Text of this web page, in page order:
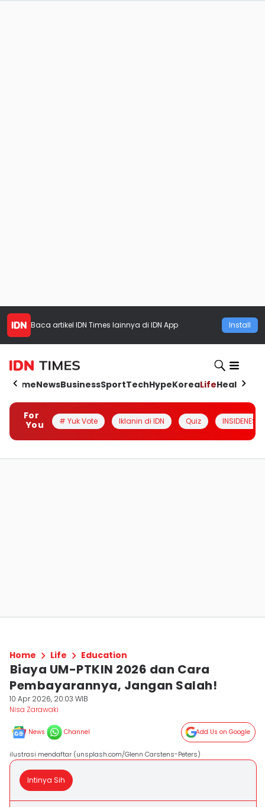
Baca artikel IDN Times lainnya di IDN App Install
HomeNewsBusinessSportTechHypeKoreaLifeHealth
For
You
# Yuk Vote Iklanin di IDN Quiz INSIDENESIA
Home Life Education
⁠Biaya UM-PTKIN 2026 dan Cara
Pembayarannya, Jangan Salah!
10 Apr 2026, 20:03 WIB
Nisa Zarawaki
News Channel Add Us on Google
ilustrasi mendaftar (unsplash.com/Glenn Carstens-Peters)
Intinya Sih